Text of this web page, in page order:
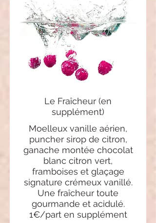
Le Fraîcheur (en
supplément)
Moelleux vanille aérien,
puncher sirop de citron,
ganache montée chocolat
blanc citron vert,
framboises et glaçage
signature crémeux vanillé.
Une fraîcheur toute
gourmande et acidulé.
1€/part en supplément